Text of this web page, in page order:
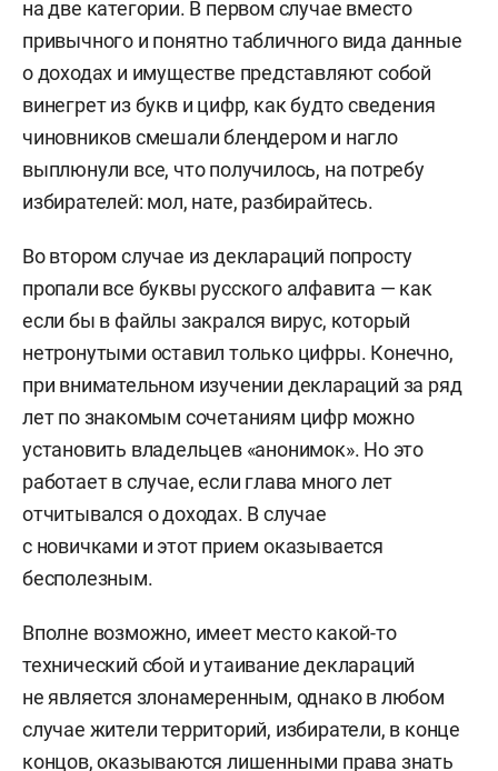
на две категории. В первом случае вместо
привычного и понятно табличного вида данные
о доходах и имуществе представляют собой
винегрет из букв и цифр, как будто сведения
чиновников смешали блендером и нагло
выплюнули все, что получилось, на потребу
избирателей: мол, нате, разбирайтесь.
Во втором случае из деклараций попросту
пропали все буквы русского алфавита — как
если бы в файлы закрался вирус, который
нетронутыми оставил только цифры. Конечно,
при внимательном изучении деклараций за ряд
лет по знакомым сочетаниям цифр можно
установить владельцев «анонимок». Но это
работает в случае, если глава много лет
отчитывался о доходах. В случае
с новичками и этот прием оказывается
бесполезным.
Вполне возможно, имеет место какой-то
технический сбой и утаивание деклараций
не является злонамеренным, однако в любом
случае жители территорий, избиратели, в конце
концов, оказываются лишенными права знать